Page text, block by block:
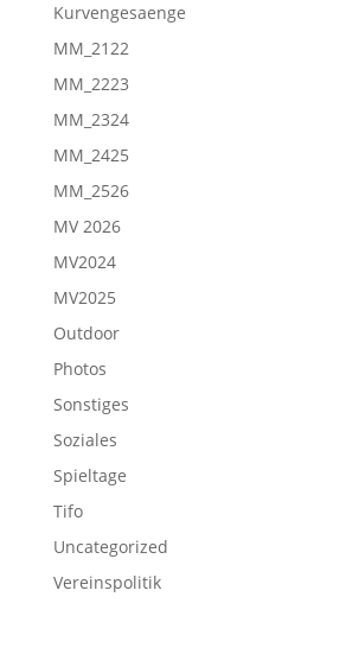
Kurvengesaenge
MM_2122
MM_2223
MM_2324
MM_2425
MM_2526
MV 2026
MV2024
MV2025
Outdoor
Photos
Sonstiges
Soziales
Spieltage
Tifo
Uncategorized
Vereinspolitik